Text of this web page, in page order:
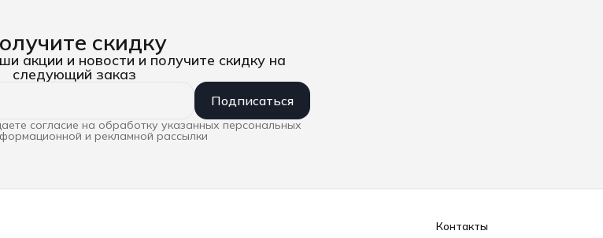
скидку
акции и новости и получите скидку на
следующий заказ
Подписаться
согласие на обработку указанных персональных
и рекламной рассылки
Контакты